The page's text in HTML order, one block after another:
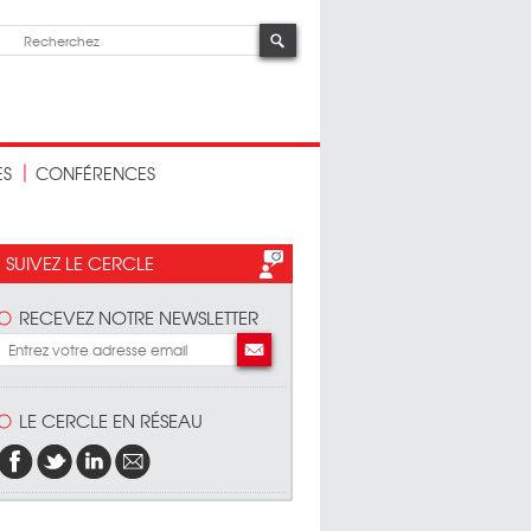
CONFÉRENCES
SUIVEZ LE CERCLE
RECEVEZ NOTRE NEWSLETTER
LE CERCLE EN RÉSEAU